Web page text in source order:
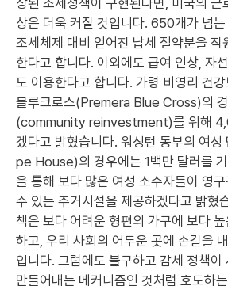
상된 조세정책이 구현된다면, 미국의 근
상은 더욱 커질 것입니다. 650개가 넘
조세체제 대비 얻어진 납세 절약분을 직
한다고 합니다. 이외에도 급여 인상, 자
도 이용한다고 합니다. 가령 비영리 건
블루크로스(Premera Blue Cross)의
(community reinvestment)를 위해
겠다고 밝혔습니다. 워싱턴 동부의 여
pe House)의 경우에는 1백만 달러를
을 통해 보다 많은 여성 소수자들이 영
수 있는 주거시설을 제공하겠다고 밝혔
책은 보다 어려운 형편의 가구에 보다
하고, 우리 사회의 어두운 곳에 손길을
입니다. 그럼에도 불구하고 감세 정책이
만들어내는 메커니즘인 것처럼 호도하